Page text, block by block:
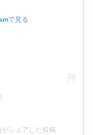
で見る
シェアした投稿